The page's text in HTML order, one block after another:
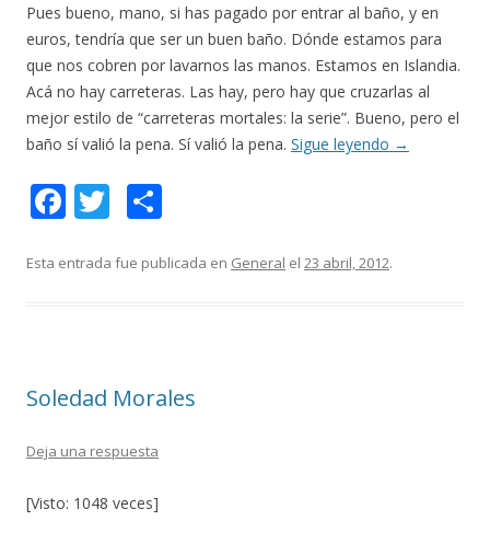
Pues bueno, mano, si has pagado por entrar al baño, y en
euros, tendría que ser un buen baño. Dónde estamos para
que nos cobren por lavarnos las manos. Estamos en Islandia.
Acá no hay carreteras. Las hay, pero hay que cruzarlas al
mejor estilo de “carreteras mortales: la serie”. Bueno, pero el
baño sí valió la pena. Sí valió la pena. Sigue leyendo →
F
e
k
T
itt m
r
Esta entrada fue publicada en General el 23 abril, 2012.
Soledad Morales
Deja una respuesta
[Visto: 1048 veces]